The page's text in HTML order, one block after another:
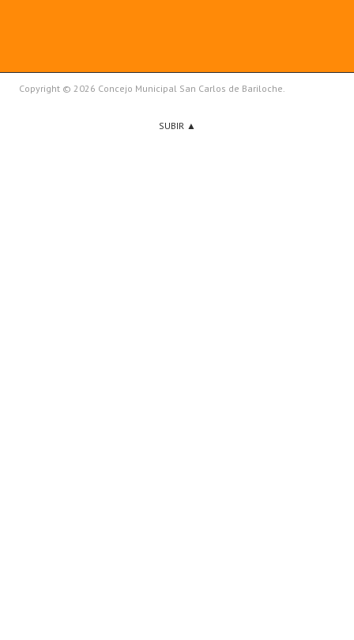
Copyright © 2026 Concejo Municipal San Carlos de Bariloche.
SUBIR ▲